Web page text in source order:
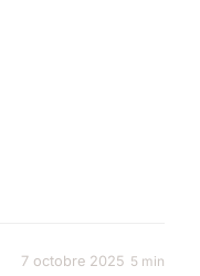
7 octobre 2025 5 min